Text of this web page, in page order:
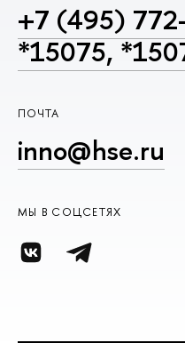
+7 (495)
*15075,
ПОЧТА
inno@hse.ru
МЫ В СОЦСЕТЯХ